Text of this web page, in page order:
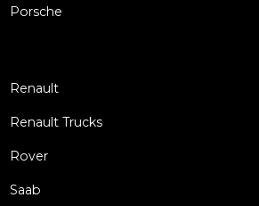
Porsche
Renault
Renault Trucks
Rover
Saab